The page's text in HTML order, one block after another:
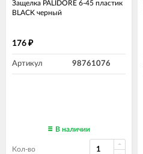
Защелка PALIDORE 6-45 пластик
BLACK черный
176 ₽
Артикул 98761076
В наличии
Кол-во